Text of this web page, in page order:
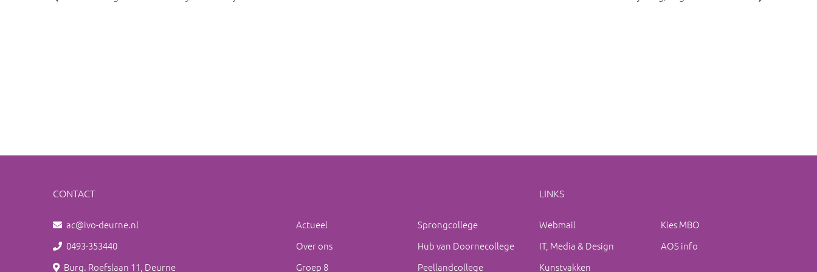
CONTACT
ac@ivo-deurne.nl
0493-353440
Burg. Roefslaan 11, Deurne
Actueel
Over ons
Groep 8
Sprongcollege
Hub van Doornecollege
Peellandcollege
LINKS
Webmail
IT, Media & Design
Kunstvakken
Kies MBO
AOS info